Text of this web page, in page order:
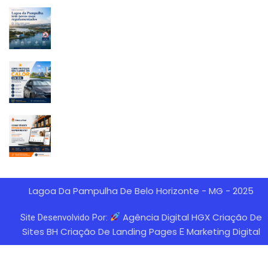
Lagoa Da Pampulha De Belo Horizonte - MG - 2025
Site Desenvolvido Por:
Agência Digital HGX Criação De
Sites BH Criação De Landing Pages E Marketing Digital